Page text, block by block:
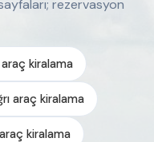
rezervasyon
kiralama
araç kiralama
kiralama